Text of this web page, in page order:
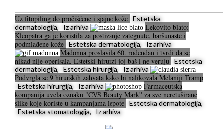
Uz fitopiling do pročišćene i sjajne kože Estetska
dermatologija, Iz arhiva
Lekovito blato:
Kleopatra ga je koristila za postizanje zategnute, baršunaste i
podmlađene kože Estetska dermatologija, Iz arhiva
Madonna proslavila 60. rođendan i tvrdi da se
nikad nije operisala. Estetski hirurzi joj baš i ne veruju Estetska
dermatologija, Estetska hirurgija, Iz arhiva
Podvrgla se 9 hirurških zahvata kako bi nalikovala Melaniji Tramp
Estetska hirurgija, Iz arhiva
Farmaceutska
kompanija uvela oznaku "CVS Beauty Mark'' za sve neretuširane
slike koje koriste u kampanjama lepote Estetska dermatologija,
Estetska stomatologija, Iz arhiva